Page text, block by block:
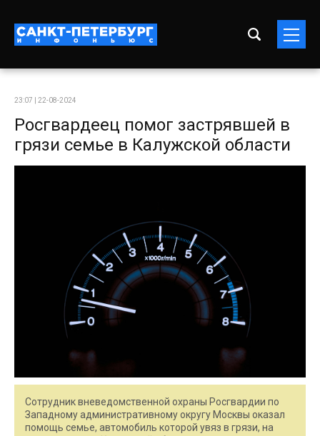
23:07 | 22-08-2024
Росгвардеец помог застрявшей в
грязи семье в Калужской области
Сотрудник вневедомственной охраны Росгвардии по
Западному административному округу Москвы оказал
помощь семье, автомобиль которой увяз в грязи, на